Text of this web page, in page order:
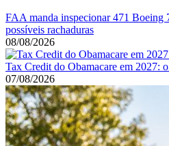
FAA manda inspecionar 471
possíveis rachaduras
08/08/2026
Tax Credit do Obamacare em 2027:
07/08/2026